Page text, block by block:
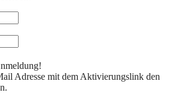
Adresse mit dem Aktivierungslink den